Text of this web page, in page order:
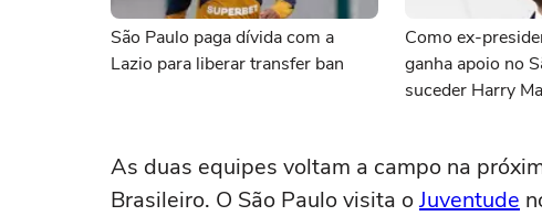
São Paulo paga dívida com a
Lazio para liberar transfer ban
Como ex-
ganha apoio no
suceder Harry
As duas equipes voltam a campo na
Brasileiro. O São Paulo visita oJuventude